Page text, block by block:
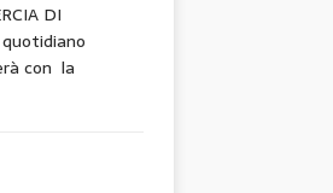
DI
quotidiano
con la